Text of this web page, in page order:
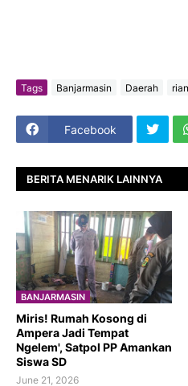
Tags Banjarmasin Daerah
Facebook
BERITA MENARIK LAINNYA
BANJARMASIN
​Miris! Rumah Kosong di
Ampera Jadi Tempat
Ngelem', Satpol PP Amankan
Siswa SD
June 21, 2026